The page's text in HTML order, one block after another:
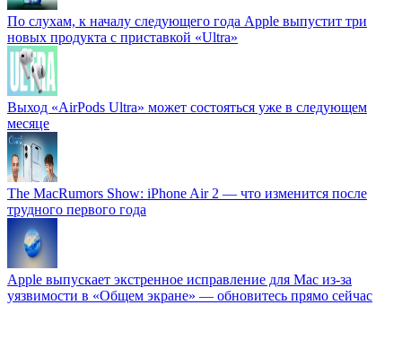
По слухам, к началу следующего года Apple выпустит три
новых продукта с приставкой «Ultra»
Выход «AirPods Ultra» может состояться уже в следующем
месяце
The MacRumors Show: iPhone Air 2 — что изменится после
трудного первого года
Apple выпускает экстренное исправление для Mac из-за
уязвимости в «Общем экране» — обновитесь прямо сейчас